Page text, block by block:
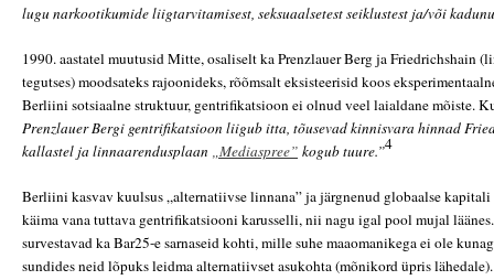
lugu narkootikumide liigtarvitamisest, seksuaalsetest seiklustest ja/või
1990. aastatel muutusid Mitte, osaliselt ka Prenzlauer Berg ja Friedrichshain
tegutses) moodsateks rajoonideks, rõõmsalt eksisteerisid koos
Berliini sotsiaalne struktuur, gentrifikatsioon ei olnud veel laialdane mõiste.
Prenzlauer Bergi gentrifikatsioon liigub itta, tõusevad kinnisvara hinnad
kallastel ja linnaarendusplaan „Mediaspree” kogub tuure.”4
Berliini kasvav kuulsus „alternatiivse linnana” ja järgnenud globaalse
käima vana tuttava gentrifikatsiooni karusselli, nii nagu igal pool mujal
survestavad ka Bar25-e sarnaseid kohti, mille suhe maaomanikega ei ole
sundides neid lõpuks leidma alternatiivset asukohta (mõnikord üpris lähedale).